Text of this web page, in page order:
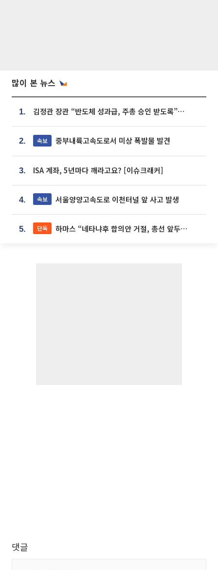
많이 본 뉴스
1. 김정관 장관 “반도체 성과급, 주총 승인 받도록”…상법·자본시장법 개정 시사
2. 속보 중부내륙고속도로서 미상 폭발물 발견
3. ISA 계좌, 5년마다 깨라고요? [이슈크래커]
4. 속보 서울양양고속도로 이천터널 앞 사고 발생
5. 단독 하마스 “네타냐후 합의안 거절, 총선 앞두고 시간 끌기”
댓글